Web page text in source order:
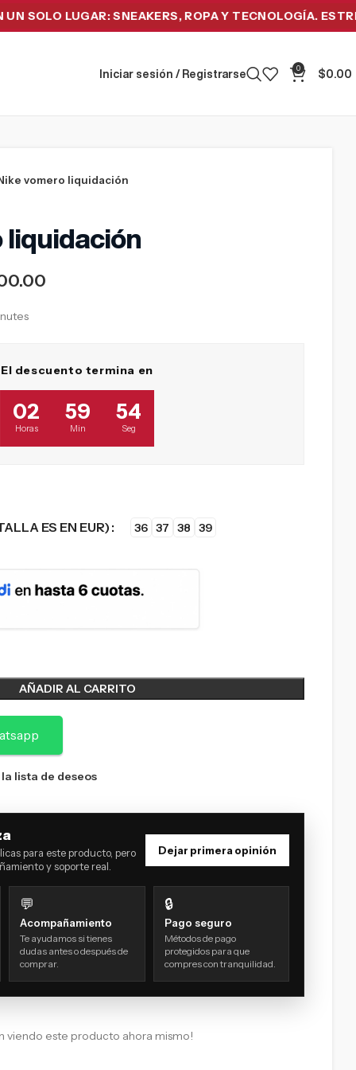
LUGAR: SNEAKERS, ROPA Y TECNOLOGÍA. ESTRENA
Iniciar sesión / Registrarse
0
$0.00
vomero liquidación
liquidación
El descuento termina en
02
Horas
59
Min
53
Seg
ES EN EUR) 36 37 38 39
AÑADIR AL CARRITO
lista de deseos
para este producto, pero
y soporte real.
Dejar primera opinión
💬
Acompañamiento
Te ayudamos si tienes
dudas antes o después de
comprar.
🔒
Pago seguro
Métodos de pago
protegidos para que
compres con tranquilidad.
viendo este producto ahora mismo!